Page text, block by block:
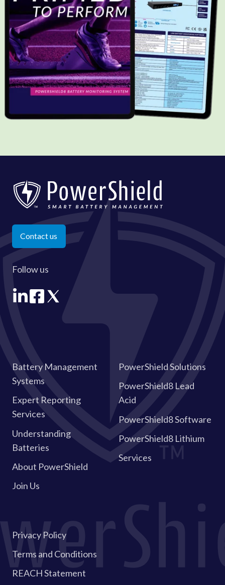
Contact us
Follow us
Battery Management
Systems
Expert Reporting
Services
Understanding
Batteries
About PowerShield
Join Us
PowerShield Solutions
PowerShield8 Lead
Acid
PowerShield8 Software
PowerShield8 Lithium
Services
Privacy Policy
Terms and Conditions
REACH Statement